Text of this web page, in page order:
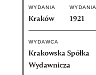
WYDANIA
Kraków
WYDANIA
1921
WYDAWCA
Krakowska Spółka
Wydawnicza